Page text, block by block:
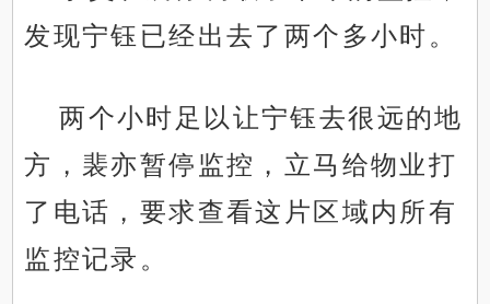
发现宁钰已经出去了两个多小时。
两个小时足以让宁钰去很远的地
方，裴亦暂停监控，立马给物业打
了电话，要求查看这片区域内所有
监控记录。